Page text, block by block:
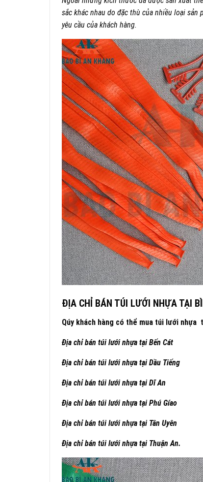
sắc khác nhau do đặc thù của nhiều loại sản
yêu cầu của khách hàng.
ĐỊA CHỈ BÁN TÚI LƯỚI NHỰA TẠI
Qúy khách hàng có thể mua túi lưới nhựa
Địa chỉ bán túi lưới nhựa tại Bến Cát
Địa chỉ bán túi lưới nhựa tại Dầu Tiếng
Địa chỉ bán túi lưới nhựa tại Dĩ An
Địa chỉ bán túi lưới nhựa tại Phú Gíao
Địa chỉ bán túi lưới nhựa tại Tân Uyên
Địa chỉ bán túi lưới nhựa tại Thuận An.